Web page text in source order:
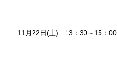
11月22日(土) 13：30～15：00